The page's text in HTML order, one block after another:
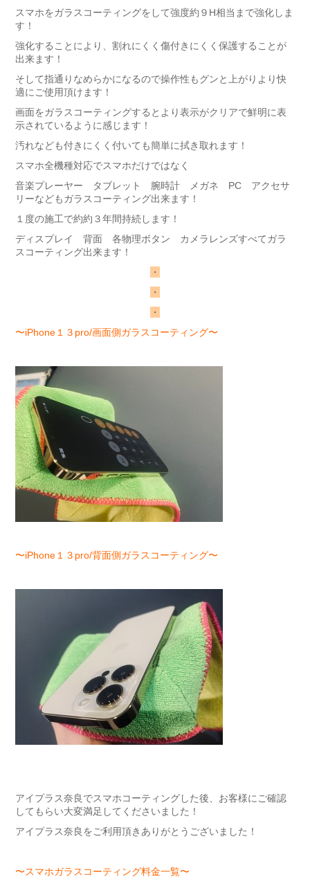
スマホをガラスコーティングをして強度約９H相当まで強化しま
す！
強化することにより、割れにくく傷付きにくく保護することが
出来ます！
そして指通りなめらかになるので操作性もグンと上がりより快
適にご使用頂けます！
画面をガラスコーティングするとより表示がクリアで鮮明に表
示されているように感じます！
汚れなども付きにくく付いても簡単に拭き取れます！
スマホ全機種対応でスマホだけではなく
音楽プレーヤー タブレット 腕時計 メガネ PC アクセサ
リーなどもガラスコーティング出来ます！
１度の施工で約約３年間持続します！
ディスプレイ 背面 各物理ボタン カメラレンズすべてガラ
スコーティング出来ます！
・
・
・
〜iPhone１３pro/画面側ガラスコーティング〜
〜iPhone１３pro/背面側ガラスコーティング〜
アイプラス奈良でスマホコーティングした後、お客様にご確認
してもらい大変満足してくださいました！
アイプラス奈良をご利用頂きありがとうございました！
〜スマホガラスコーティング料金一覧〜